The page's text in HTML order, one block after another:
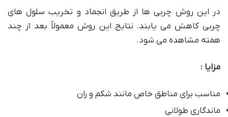
در این روش چربی ها از طریق انجماد و تخریب سلول های
چربی کاهش می یابند. نتایج این روش معمولاً بعد از چند
هفته مشاهده می شود.
مزایا :
مناسب برای مناطق خاص مانند شکم و ران
ماندگاری طولانی